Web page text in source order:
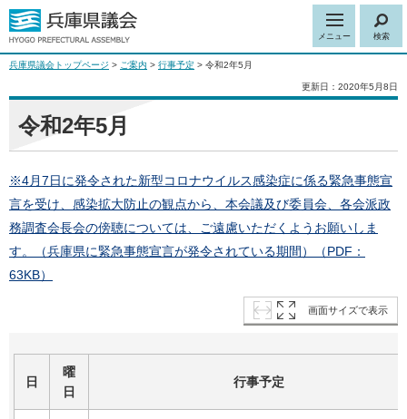
メニュー 検索
兵庫県議会トップページ > ご案内 > 行事予定 > 令和2年5月
更新日：2020年5月8日
令和2年5月
※4月7日に発令された新型コロナウイルス感染症に係る緊急事態宣
言を受け、感染拡大防止の観点から、本会議及び委員会、各会派政
務調査会長会の傍聴については、ご遠慮いただくようお願いしま
す。（兵庫県に緊急事態宣言が発令されている期間）（PDF：
63KB）
画面サイズで表示
日
曜
日
行事予定